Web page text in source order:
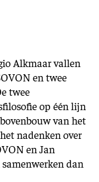
Alkmaar vallen
en twee
twee
op één lijn
van het
nadenken over
en Jan
dan